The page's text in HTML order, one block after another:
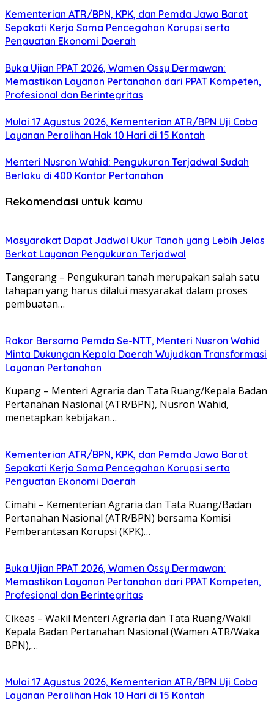
Kementerian ATR/BPN, KPK, dan Pemda Jawa Barat
Sepakati Kerja Sama Pencegahan Korupsi serta
Penguatan Ekonomi Daerah
Buka Ujian PPAT 2026, Wamen Ossy Dermawan:
Memastikan Layanan Pertanahan dari PPAT Kompeten,
Profesional dan Berintegritas
Mulai 17 Agustus 2026, Kementerian ATR/BPN Uji Coba
Layanan Peralihan Hak 10 Hari di 15 Kantah
Menteri Nusron Wahid: Pengukuran Terjadwal Sudah
Berlaku di 400 Kantor Pertanahan
Rekomendasi untuk kamu
Masyarakat Dapat Jadwal Ukur Tanah yang Lebih Jelas
Berkat Layanan Pengukuran Terjadwal
Tangerang – Pengukuran tanah merupakan salah satu
tahapan yang harus dilalui masyarakat dalam proses
pembuatan…
Rakor Bersama Pemda Se-NTT, Menteri Nusron Wahid
Minta Dukungan Kepala Daerah Wujudkan Transformasi
Layanan Pertanahan
Kupang – Menteri Agraria dan Tata Ruang/Kepala Badan
Pertanahan Nasional (ATR/BPN), Nusron Wahid,
menetapkan kebijakan…
Kementerian ATR/BPN, KPK, dan Pemda Jawa Barat
Sepakati Kerja Sama Pencegahan Korupsi serta
Penguatan Ekonomi Daerah
Cimahi – Kementerian Agraria dan Tata Ruang/Badan
Pertanahan Nasional (ATR/BPN) bersama Komisi
Pemberantasan Korupsi (KPK)…
Buka Ujian PPAT 2026, Wamen Ossy Dermawan:
Memastikan Layanan Pertanahan dari PPAT Kompeten,
Profesional dan Berintegritas
Cikeas – Wakil Menteri Agraria dan Tata Ruang/Wakil
Kepala Badan Pertanahan Nasional (Wamen ATR/Waka
BPN),…
Mulai 17 Agustus 2026, Kementerian ATR/BPN Uji Coba
Layanan Peralihan Hak 10 Hari di 15 Kantah